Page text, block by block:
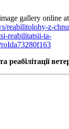
gallery online
reabilitolohy-z-
reabilitatsii-ta-
реабілітації